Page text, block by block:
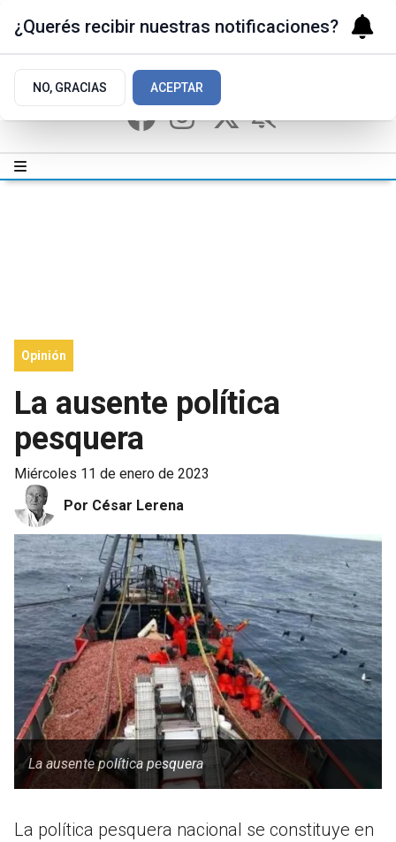
Opinión
La ausente política
pesquera
miércoles 11 de enero de 2023
Por César Lerena
La ausente política pesquera
La política pesquera nacional se constituye en
¿Querés recibir nuestras notificaciones?
NO, GRACIAS ACEPTAR